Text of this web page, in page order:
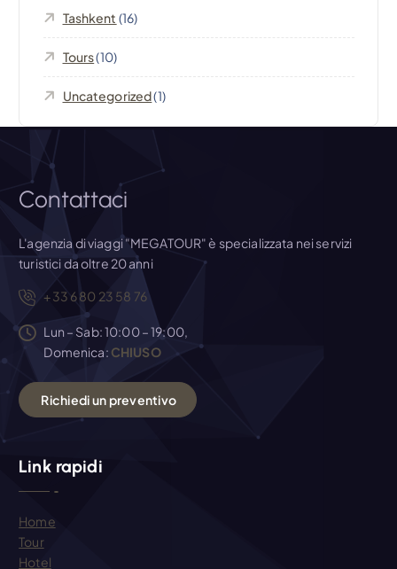
c
o
l
i
Tashkent (16)
Tours(10)
Uncategorized(1)
Contattaci
L'agenzia di viaggi "MEGATOUR" è specializzata nei servizi
turistici da oltre 20 anni
+33 6 80 23 58 76
Lun – Sab: 10:00 – 19:00,
Domenica: CHIUSO
Richiediun preventivo
Link rapidi
Home
Tour
Hotel